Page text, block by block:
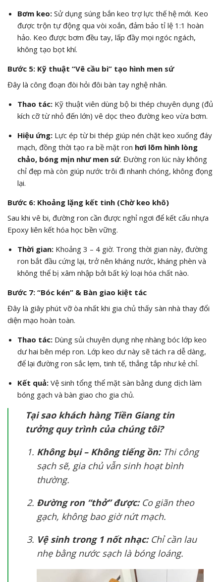
Bơm keo:Sử dụng súng bắn keo trợ lực thế hệ mới. Keo
được trộn tự động qua vòi xoắn, đảm bảo tỉ lệ 1:1 hoàn
hảo. Keo được bơm đều tay, lấp đầy mọi ngóc ngách,
không tạo bọt khí.
Bước 5: Kỹ thuật “Vê cầu bi” tạo hình men sứ
Đây là công đoạn đòi hỏi đôi bàn tay nghệ nhân.
Thao tác:Kỹ thuật viên dùng bộ bi thép chuyên dụng (đủ
kích cỡ từ nhỏ đến lớn) vê dọc theo đường keo vừa bơm.
Hiệu ứng:Lực ép từ bi thép giúp nén chặt keo xuống đáy
mạch, đồng thời tạo ra bề mặt ron hơi lõm hình lòng
chảo, bóng mịn như men sứ. Đường ron lúc này không
chỉ đẹp mà còn giúp nước trôi đi nhanh chóng, không đọng
lại.
Bước 6: Khoảng lặng kết tinh (Chờ keo khô)
Sau khi vê bi, đường ron cần được nghỉ ngơi để kết cấu nhựa
Epoxy liên kết hóa học bền vững.
Thời gian:Khoảng 3 – 4 giờ. Trong thời gian này, đường
ron bắt đầu cứng lại, trở nên kháng nước, kháng phèn và
không thể bị xâm nhập bởi bất kỳ loại hóa chất nào.
Bước 7: “Bóc kén” & Bàn giao kiệt tác
Đây là giây phút vỡ òa nhất khi gia chủ thấy sàn nhà thay đổi
diện mạo hoàn toàn.
Thao tác:Dùng sủi chuyên dụng nhẹ nhàng bóc lớp keo
dư hai bên mép ron. Lớp keo dư này sẽ tách ra dễ dàng,
để lại đường ron sắc lẹm, tinh tế, thẳng tắp như kẻ chỉ.
Kết quả:Vệ sinh tổng thể mặt sàn bằng dung dịch làm
bóng gạch và bàn giao cho gia chủ.
Tại sao khách hàng Tiền Giang tin
tưởng quy trình của chúng tôi?
Không bụi – Không tiếng ồn:Thi công
sạch sẽ, gia chủ vẫn sinh hoạt bình
thường.
Đường ron “thở” được:Co giãn theo
gạch, không bao giờ nứt mạch.
Vệ sinh trong 1 nốt nhạc:Chỉ cần lau
nhẹ bằng nước sạch là bóng loáng.